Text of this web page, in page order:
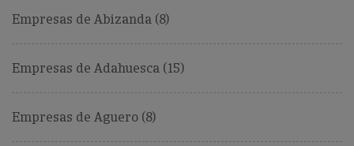
Empresas de Abizanda (8)
Empresas de Adahuesca (15)
Empresas de Aguero (8)